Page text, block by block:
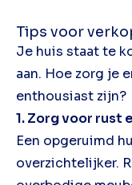
Tips voor
Je huis staat te
aan. Hoe zorg je
enthousiast zijn?
1. Zorg voor rust
Een opgeruimd
overzichtelijker.